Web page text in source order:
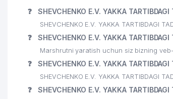
❓ SHEVCHENKO E.V. YAKKA
SHEVCHENKO E.V. YAKKA TARTIBDAGI
❓ SHEVCHENKO E.V. YAKKA
Marshrutni yaratish uchun siz bizning
❓ SHEVCHENKO E.V. YAKKA
SHEVCHENKO E.V. YAKKA TARTIBDAGI
❓ SHEVCHENKO E.V. YAKKA